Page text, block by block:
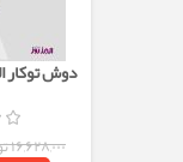
دوش توکار
۱۶,۶۲۸,۰۰۰